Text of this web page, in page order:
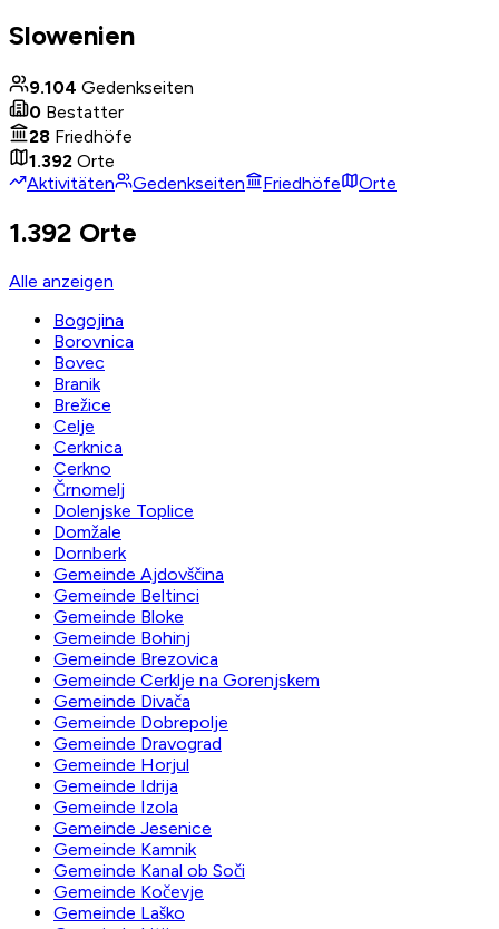
Slowenien
9.104 Gedenkseiten
0 Bestatter
28 Friedhöfe
1.392 Orte
Aktivitäten
Gedenkseiten Friedhöfe Orte
1.392 Orte
Alle anzeigen
Bogojina
Borovnica
Bovec
Branik
Brežice
Celje
Cerknica
Cerkno
Črnomelj
Dolenjske Toplice
Domžale
Dornberk
Gemeinde Ajdovščina
Gemeinde Beltinci
Gemeinde Bloke
Gemeinde Bohinj
Gemeinde Brezovica
Gemeinde Cerklje na Gorenjskem
Gemeinde Divača
Gemeinde Dobrepolje
Gemeinde Dravograd
Gemeinde Horjul
Gemeinde Idrija
Gemeinde Izola
Gemeinde Jesenice
Gemeinde Kamnik
Gemeinde Kanal ob Soči
Gemeinde Kočevje
Gemeinde Laško